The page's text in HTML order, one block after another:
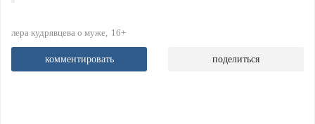
лера кудрявцева о муже 16+
комментировать поделиться